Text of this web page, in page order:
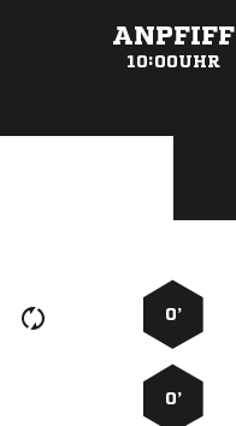
ANPFIFF
10:00UHR
0’
0’